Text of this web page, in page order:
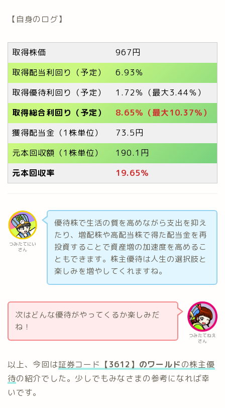
【自身のログ】
取得株価
967円
取得配当利回り（予定）
6.93％
取得優待利回り（予定）
1.72％（最大3.44％）
取得総合利回り（予定）
8.65％（最大10.37％）
獲得配当金（1株単位）
73.5円
元本回収額（1株単位）
190.1円
元本回収率
19.65％
つみたてにい
さん
優待株で生活の質を高めながら支出を抑え
たり、増配株や高配当株で得た配当金を再
投資することで資産増の加速度を高めるこ
ともできます。株主優待は人生の選択肢と
楽しみを増やしてくれますね。
つみたてねえ
さん
次はどんな優待がやってくるか楽しみだ
ね！
以上、今回は証券コード 【3612】のワールドの株主優
待の紹介でした。少しでもみなさまの参考になれば幸
いです。